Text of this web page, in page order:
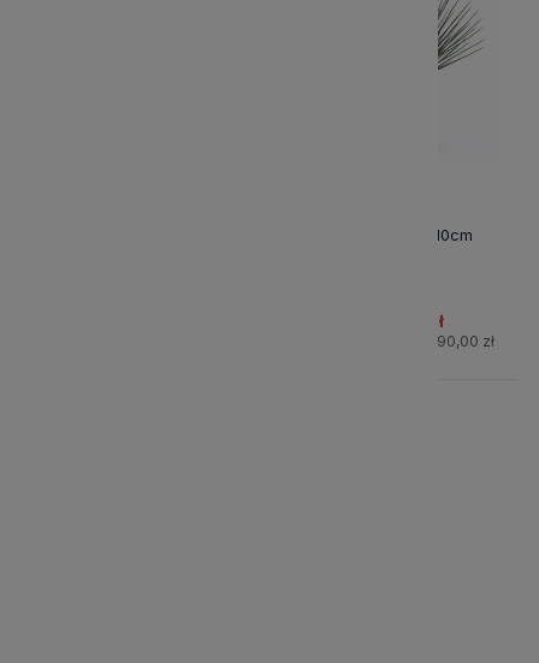
Yucca Wys. 110cm
756,50 zł
890,00 zł